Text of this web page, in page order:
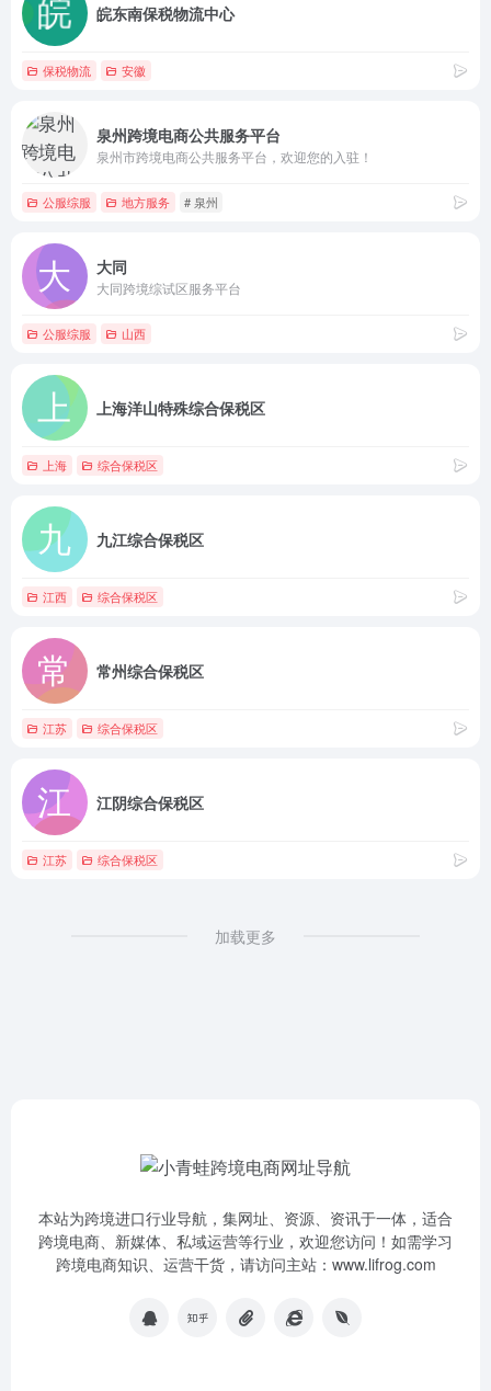
皖东南保税物流中心
保税物流 安徽
泉州跨境电商公共服务平台
泉州市跨境电商公共服务平台，欢迎您的入驻！
公服综服 地方服务 # 泉州
大同
大同跨境综试区服务平台
公服综服 山西
上海洋山特殊综合保税区
上海 综合保税区
九江综合保税区
江西 综合保税区
常州综合保税区
江苏 综合保税区
江阴综合保税区
江苏 综合保税区
加载更多
本站为跨境进口行业导航，集网址、资源、资讯于一体，适合
跨境电商、新媒体、私域运营等行业，欢迎您访问！如需学习
跨境电商知识、运营干货，请访问主站：www.lifrog.com